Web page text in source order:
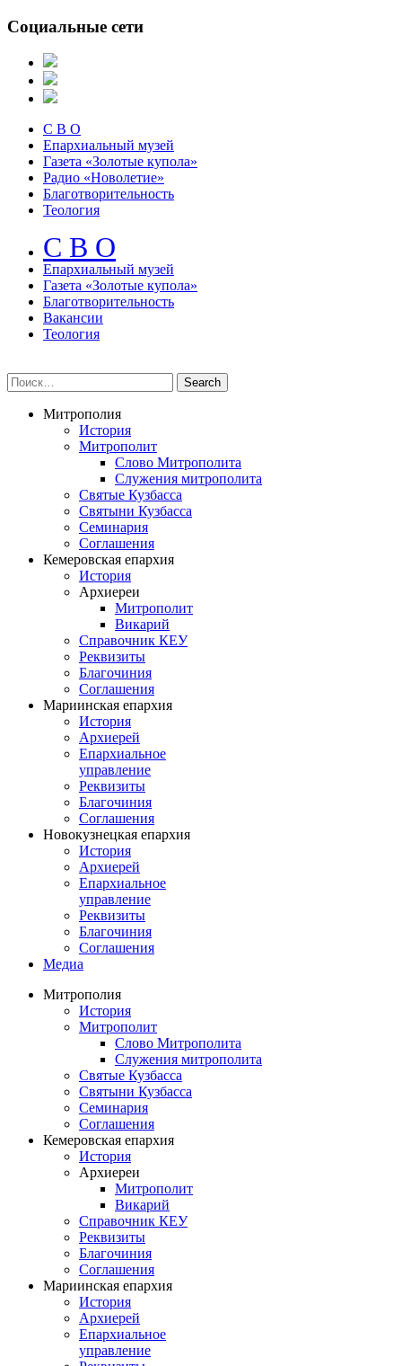
Социальные сети
С В О
Епархиальный музей
Газета «Золотые купола»
Радио «Новолетие»
Благотворительность
Теология
С В О
Епархиальный музeй
Газета «Золотые купола»
Благотворительность
Вакансии
Теология
Митрополия
История
Митрополит
Слово Митрополита
Служения митрополита
Святые Кузбасса
Святыни Кузбасса
Семинария
Соглашения
Кемеровская епархия
История
Архиереи
Митрополит
Викарий
Справочник КЕУ
Реквизиты
Благочиния
Соглашения
Мариинская епархия
История
Архиерей
Епархиальное
управление
Реквизиты
Благочиния
Соглашения
Новокузнецкая епархия
История
Архиерей
Епархиальное
управление
Реквизиты
Благочиния
Соглашения
Медиа
Митрополия
История
Митрополит
Слово Митрополита
Служения митрополита
Святые Кузбасса
Святыни Кузбасса
Семинария
Соглашения
Кемеровская епархия
История
Архиереи
Митрополит
Викарий
Справочник КЕУ
Реквизиты
Благочиния
Соглашения
Мариинская епархия
История
Архиерей
Епархиальное
управление